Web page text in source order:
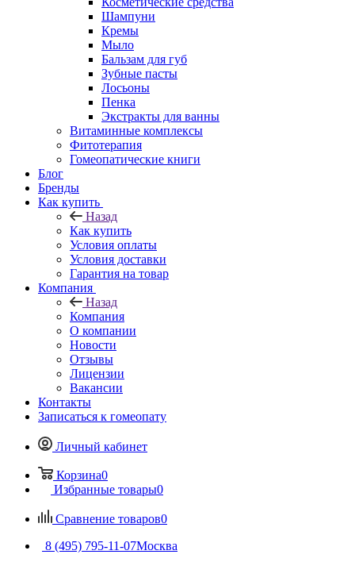
Шампуни
Кремы
Мыло
Бальзам для губ
Зубные пасты
Лосьоны
Пенка
Экстракты для ванны
Витаминные комплексы
Фитотерапия
Гомеопатические книги
Блог
Бренды
Как купить
Назад
Как купить
Условия оплаты
Условия доставки
Гарантия на товар
Компания
Назад
Компания
О компании
Новости
Отзывы
Лицензии
Вакансии
Контакты
Записаться к гомеопату
Личный кабинет
Корзина0
Избранные товары0
Сравнение товаров0
8 (495) 795-11-07Москва